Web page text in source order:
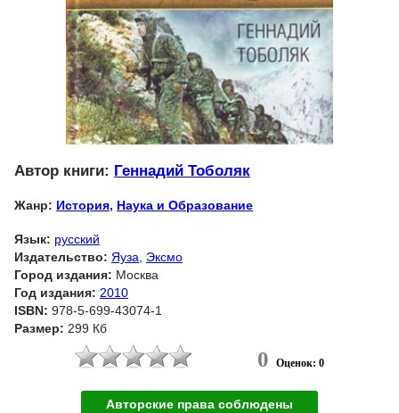
Автор книги: Геннадий Тоболяк
Жанр: История, Наука и Образование
Язык: русский
Издательство: Яуза
Эксмо
Город издания: Москва
Год издания: 2010
ISBN: 978-5-699-43074-1
Размер: 299 Кб
0 Оценок: 0
Авторские права соблюдены